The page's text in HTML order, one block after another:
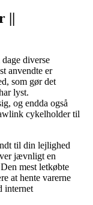
||
diverse
anvendte er
som gør det
lyst.
og endda også
cykelholder til
til din lejlighed
jævnligt en
mest letkøbte
at hente varerne
internet